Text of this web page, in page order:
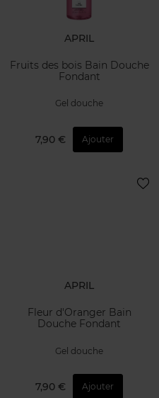
APRIL
Fruits des bois Bain Douche
Fondant
Gel douche
7,90 € Ajouter
APRIL
Fleur d'Oranger Bain
Douche Fondant
Gel douche
7,90 € Ajouter